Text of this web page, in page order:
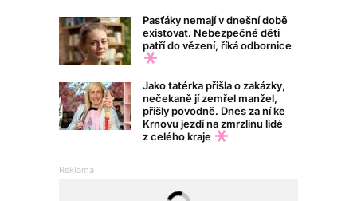
Pasťáky nemají v dnešní době
existovat. Nebezpečné děti
patří do vězení, říká odbornice
Jako tatérka přišla o zakázky,
nečekaně jí zemřel manžel,
přišly povodně. Dnes za ní ke
Krnovu jezdí na zmrzlinu lidé
z celého kraje